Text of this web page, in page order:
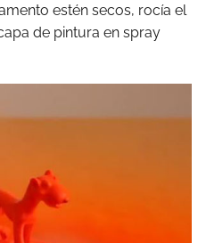
estén secos, rocía el
de pintura en spray